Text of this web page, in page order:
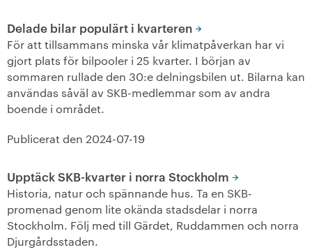
Vår boendeform
Jobba hos oss
Delade bilar populärt i kvarteren
För att tillsammans minska vår klimatpåverkan har vi
gjort plats för bilpooler i 25 kvarter. I början av
sommaren rullade den 30:e delningsbilen ut. Bilarna kan
användas såväl av SKB-medlemmar som av andra
boende i området.
Publicerat den 2024-07-19
Upptäck SKB-kvarter i norra Stockholm
Historia, natur och spännande hus. Ta en SKB-
promenad genom lite okända stadsdelar i norra
Stockholm. Följ med till Gärdet, Ruddammen och norra
Djurgårdsstaden.